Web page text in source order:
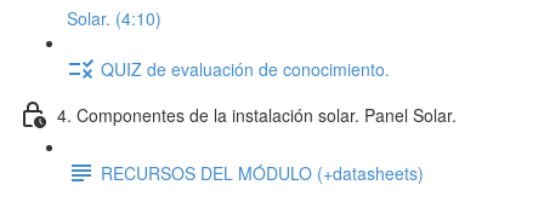
Solar. (4:10)
QUIZ de evaluación de conocimiento.
4. Componentes de la instalación solar. Panel Solar.
RECURSOS DEL MÓDULO (+datasheets)